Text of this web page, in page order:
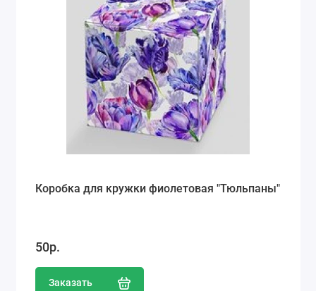
Коробка для кружки фиолетовая "Тюльпаны"
50р.
Заказать